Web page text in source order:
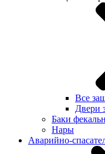
Все
Двери
Баки
Нары
Аварийно-